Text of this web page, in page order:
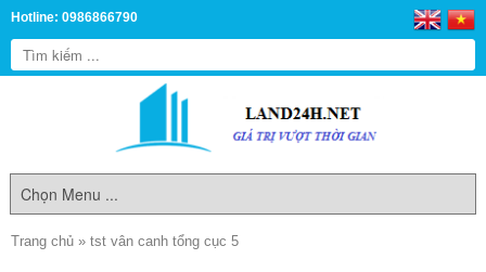
Hotline: 0986866790
Trang chủ » tst vân canh tổng cục 5